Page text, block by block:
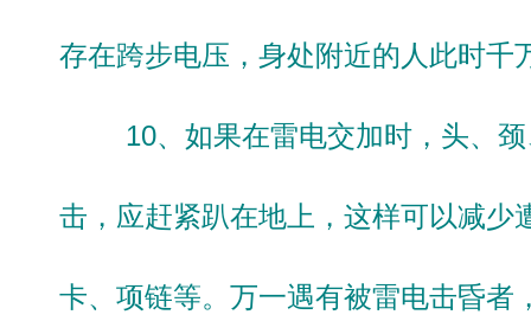
存在跨步电压，身处附近的人此时千
10、如果在雷电交加时，头、颈
击，应赶紧趴在地上，这样可以减少
卡、项链等。万一遇有被雷电击昏者